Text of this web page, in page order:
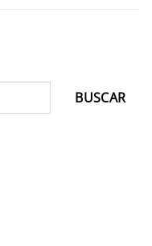
BUSCAR